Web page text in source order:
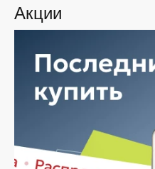
предоставляем большой
магазине в Липецке вы
быстро — независимо от
выполнить бесплатную
Планируете покупку в
услуга. Мы предлагаем
выберите нужную
оформите заявку —
сможете в кратчайшие
Акции